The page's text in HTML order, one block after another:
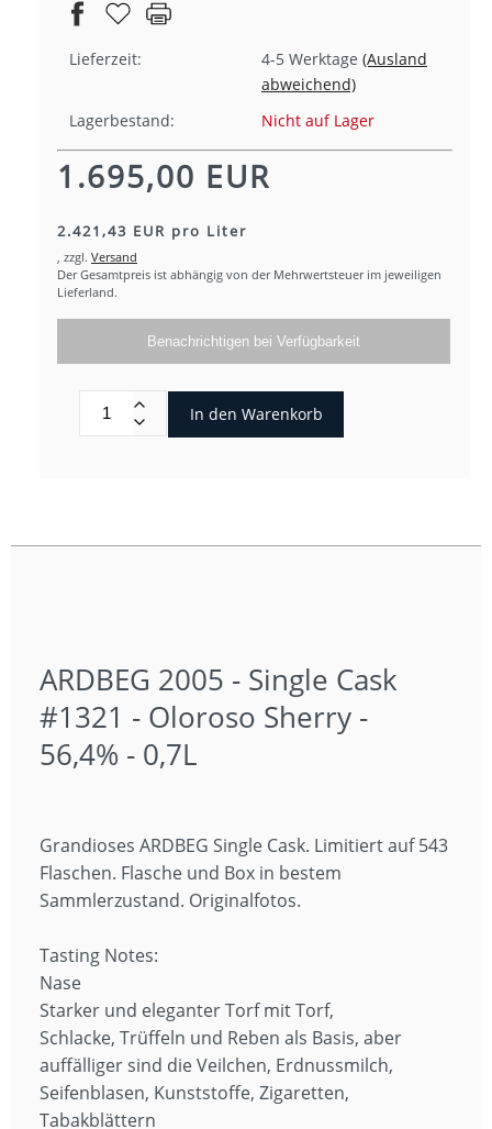
Lieferzeit: 4-5 Werktage (Ausland
abweichend)
Lagerbestand:
Nicht auf Lager
1.695,00 EUR
2.421,43 EUR pro Liter
zzgl. Versand
Der Gesamtpreis ist abhängig von der Mehrwertsteuer im jeweiligen
Lieferland.
Benachrichtigen bei Verfügbarkeit
In den Warenkorb
ARDBEG 2005 - Single Cask
#1321 - Oloroso Sherry -
56,4% - 0,7L
Grandioses ARDBEG Single Cask. Limitiert auf 543
Flaschen. Flasche und Box in bestem
Sammlerzustand. Originalfotos.
Tasting Notes:
Nase
Starker und eleganter Torf mit Torf,
Schlacke, Trüffeln und Reben als Basis, aber
auffälliger sind die Veilchen, Erdnussmilch,
Seifenblasen, Kunststoffe, Zigaretten,
Tabakblättern